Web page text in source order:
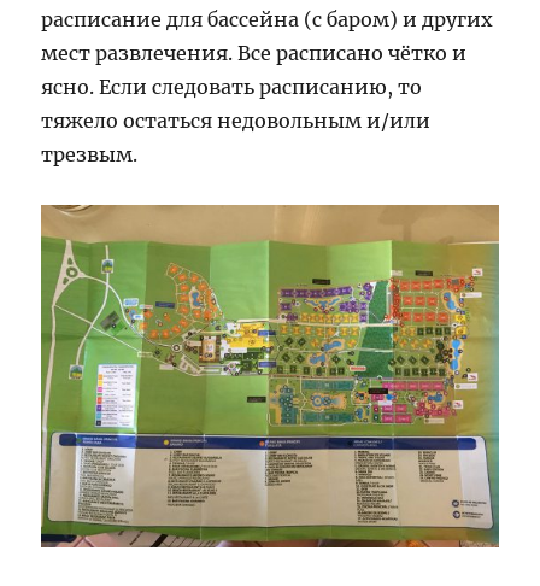
расписание для бассейна (с баром) и других
мест развлечения. Все расписано чётко и
ясно. Если следовать расписанию, то
тяжело остаться недовольным и/или
трезвым.